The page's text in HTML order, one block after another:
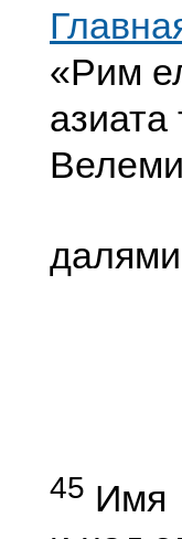
«Рим
45 Имя